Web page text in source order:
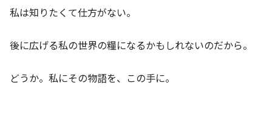
私は知りたくて仕方がない。
後に広げる私の世界の糧になるかもしれないのだから。
どうか。私にその物語を、この手に。